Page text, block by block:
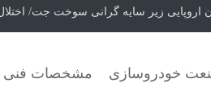
اروپایی زیر سایه گرانی سوخت جت/
خودروسازی مشخصات فنی